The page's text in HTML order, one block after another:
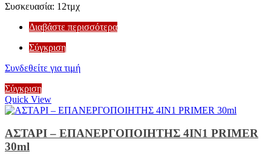
Συσκευασία: 12τμχ
Διαβάστε περισσότερα
Σύγκριση
Συνδεθείτε για τιμή
Σύγκριση
Quick View
ΑΣΤΑΡΙ – ΕΠΑΝΕΡΓΟΠΟΙΗΤΗΣ 4IN1 PRIMER
30ml